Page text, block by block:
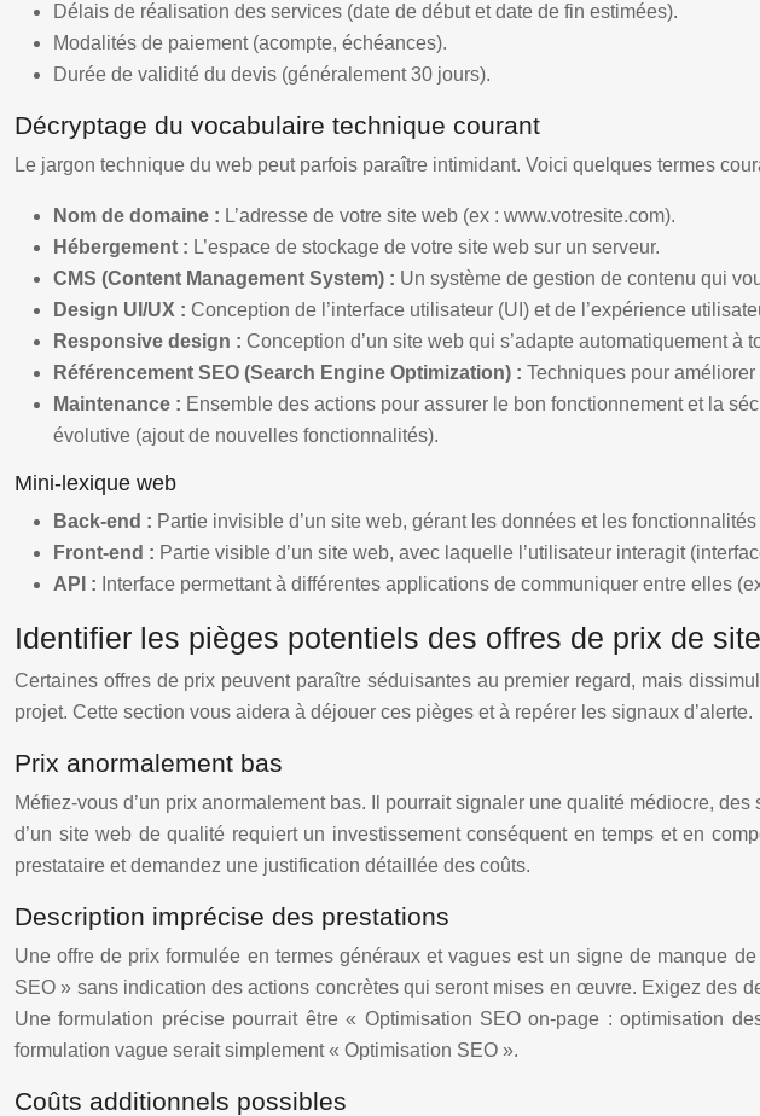
Délais de réalisation des services (date de début et date de fin estimées).
Modalités de paiement (acompte, échéances).
Durée de validité du devis (généralement 30 jours).
Décryptage du vocabulaire technique courant
Le jargon technique du web peut parfois paraître intimidant. Voici quelques termes
Nom de domaine : L’adresse de votre site web (ex : www.votresite.com).
Hébergement : L’espace de stockage de votre site web sur un serveur.
CMS (Content Management System) : Un système de gestion de contenu qui
Design UI/UX : Conception de l’interface utilisateur (UI) et de l’expérience
Responsive design : Conception d’un site web qui s’adapte automatiquement à
Référencement SEO (Search Engine Optimization) : Techniques pour
Maintenance : Ensemble des actions pour assurer le bon fonctionnement et la
évolutive (ajout de nouvelles fonctionnalités).
Mini-lexique web
Back-end : Partie invisible d’un site web, gérant les données et les
Front-end : Partie visible d’un site web, avec laquelle l’utilisateur interagit
API : Interface permettant à différentes applications de communiquer entre elles
Identifier les pièges potentiels des offres de prix de
Certaines offres de prix peuvent paraître séduisantes au premier regard, mais
projet. Cette section vous aidera à déjouer ces pièges et à repérer les signaux d’alerte.
Prix anormalement bas
Méfiez-vous d’un prix anormalement bas. Il pourrait signaler une qualité médiocre,
d’un site web de qualité requiert un investissement conséquent en temps et en
prestataire et demandez une justification détaillée des coûts.
Description imprécise des prestations
Une offre de prix formulée en termes généraux et vagues est un signe de manque
SEO » sans indication des actions concrètes qui seront mises en œuvre. Exigez des
Une formulation précise pourrait être « Optimisation SEO on-page : optimisation
formulation vague serait simplement « Optimisation SEO ».
Coûts additionnels possibles